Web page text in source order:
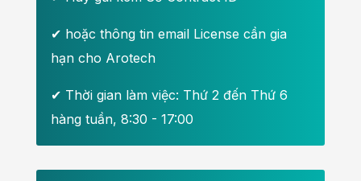
✔ hoặc thông tin email License cần gia
hạn cho Arotech
✔ Thời gian làm việc: Thứ 2 đến Thứ 6
hàng tuần, 8:30 - 17:00